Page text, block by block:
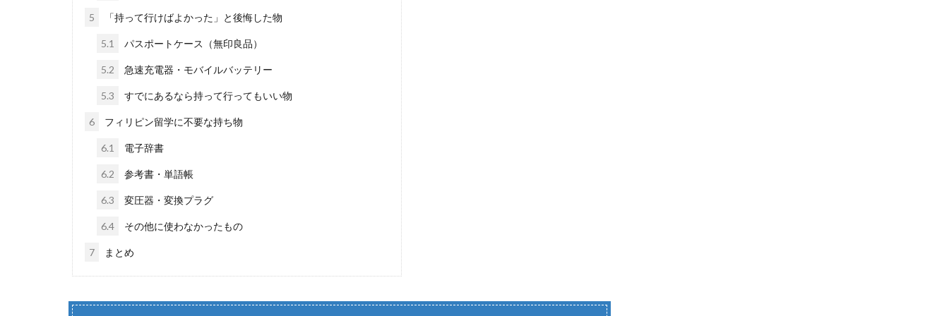
5 「持って行けばよかった」と後悔した物
5.1 パスポートケース（無印良品）
5.2 急速充電器・モバイルバッテリー
5.3 すでにあるなら持って行ってもいい物
6 フィリピン留学に不要な持ち物
6.1 電子辞書
6.2 参考書・単語帳
6.3 変圧器・変換プラグ
6.4 その他に使わなかったもの
7 まとめ